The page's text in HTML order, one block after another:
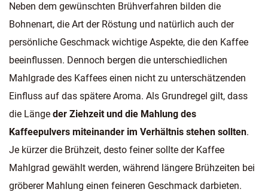
Neben dem gewünschten Brühverfahren bilden die
Bohnenart, die Art der Röstung und natürlich auch der
persönliche Geschmack wichtige Aspekte, die den Kaffee
beeinflussen. Dennoch bergen die unterschiedlichen
Mahlgrade des Kaffees einen nicht zu unterschätzenden
Einfluss auf das spätere Aroma. Als Grundregel gilt, dass
die Länge der Ziehzeit und die Mahlung des
Kaffeepulvers miteinander im Verhältnis stehen sollten.
Je kürzer die Brühzeit, desto feiner sollte der Kaffee
Mahlgrad gewählt werden, während längere Brühzeiten bei
gröberer Mahlung einen feineren Geschmack darbieten.